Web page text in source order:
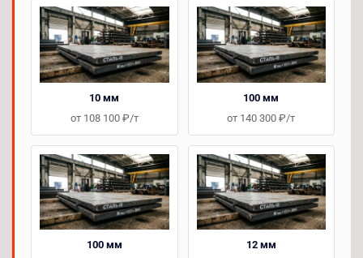
10 мм
от 108 100 ₽/т
100 мм
от 140 300 ₽/т
100 мм
12 мм